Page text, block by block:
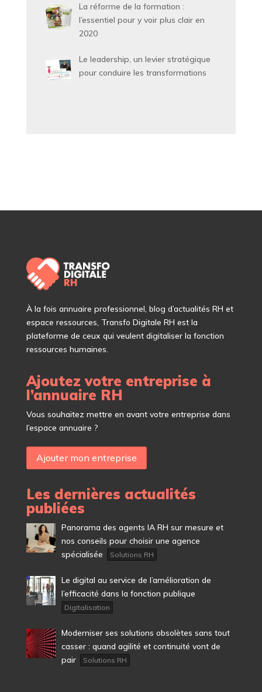
La réforme de la formation :
l’essentiel pour y voir plus clair en
2020
Le leadership, un levier stratégique
pour conduire les transformations
Àla fois annuaire professionnel, blog d’actualités RH et
espace ressources, Transfo Digitale RH est la
plateforme de ceux qui veulent digitaliser la fonction
ressources humaines.
Ajoutez votre entreprise à
l’annuaire RH
Vous souhaitez mettre en avant votre entreprise dans
l’espace annuaire ?
Ajouter mon entreprise
Les dernières actualités
publiées
Panorama des agents IA RH sur mesure et
nos conseils pour choisir une agence
spécialisée
Solutions RH
Le digital au service de l’amélioration de
l’efficacité dans la fonction publique
Digitalisation
Moderniser ses solutions obsolètes sans tout
casser : quand agilité et continuité vont de
pair
Solutions RH